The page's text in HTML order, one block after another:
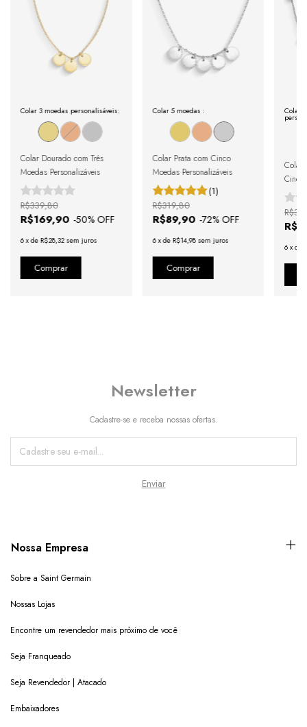
Após a confirmação de compra, a nota fiscal será
enviada em até um dia útil em seu e-mail.
Colar 3 moedas personalisáveis:
Colar Dourado com Três
Moedas Personalizáveis
R$169,90 -50% OFF
R$339,80
6 xde R$28,32 sem juros
Colar 5 moedas :
Colar Prata com Cinco
Moedas Personalizáveis
(1)
R$89,90 -72% OFF
R$319,80
6 xde R$14,98 sem juros
Colar
Colar
Cinco
6 x de
Newsletter
Cadastre-se e receba nossas ofertas.
Nossa Empresa
Sobre a Saint Germain
Nossas Lojas
Encontre um revendedor mais próximo de você
Seja Franqueado
Seja Revendedor | Atacado
Embaixadores